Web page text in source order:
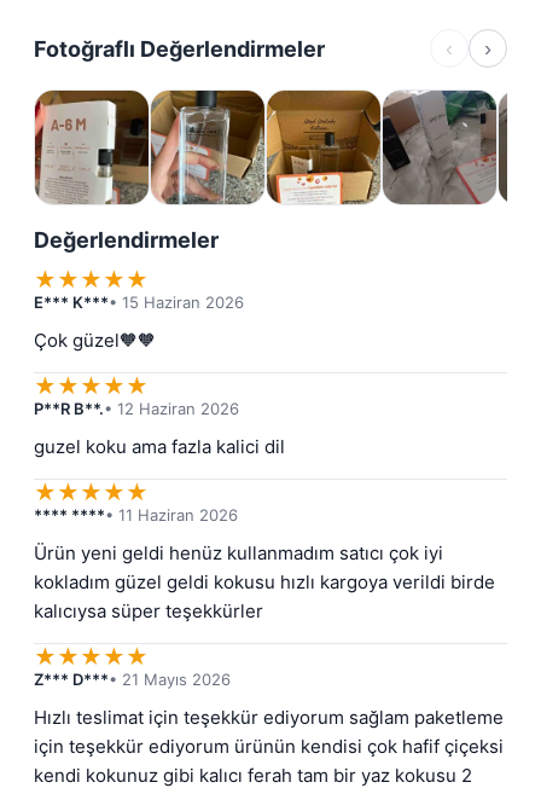
Fotoğraflı Değerlendirmeler ‹ ›
Değerlendirmeler
★★★★★
E*** K***• 15 Haziran 2026
Çok güzel🧡🧡
★★★★★
P**R B**.• 12 Haziran 2026
guzel koku ama fazla kalici dil
★★★★★
**** ****• 11 Haziran 2026
Ürün yeni geldi henüz kullanmadım satıcı çok iyi
kokladım güzel geldi kokusu hızlı kargoya verildi birde
kalıcıysa süper teşekkürler
★★★★★
Z*** D***• 21 Mayıs 2026
Hızlı teslimat için teşekkür ediyorum sağlam paketleme
için teşekkür ediyorum ürünün kendisi çok hafif çiçeksi
kendi kokunuz gibi kalıcı ferah tam bir yaz kokusu 2